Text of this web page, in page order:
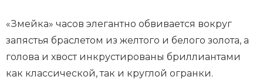
«Змейка» часов элегантно обвивается вокруг
запястья браслетом из желтого и белого золота, а
голова и хвост инкрустированы бриллиантами
как классической, так и круглой огранки.